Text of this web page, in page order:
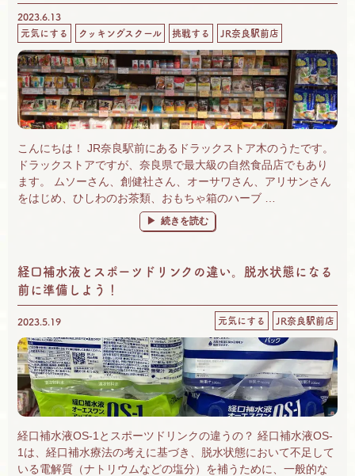
2023.6.13
元気にする
クッキングスクール 挑戦する JR奈良駅前店
こんにちは！ JR奈良駅前にあるドラックストア木のうたです。
ドラックストアですが、奈良県で最大級の自然食品店でもあり
ます。 ムソーさん、創健社さん、オーサワさん、アリサンさん
をはじめ、ひしわのお茶類、おもちゃ箱のハーブ …
“奈良 自然食品＆有機野菜 楽しいがいっぱ
続きを読む
経口補水液とスポーツドリンクの違い。脱水状態になる
前に準備しよう！
2023.5.19 元気にする JR奈良駅前店
経口補水液OS-1とスポーツドリンクの違うの？ 経口補水液OS-
1は、経口補水療法の考えに基づき、脱水状態において不足して
いる電解質（ナトリウムなどの塩分）を補うために、一般的な